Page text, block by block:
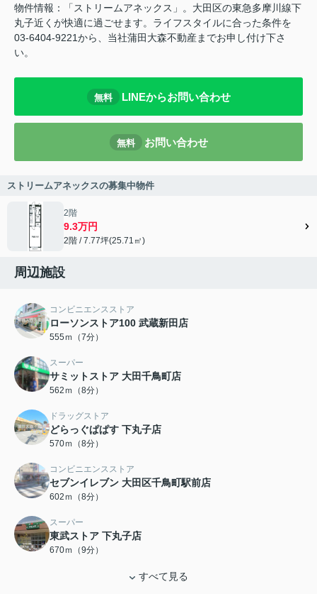
物件情報：「ストリームアネックス」。大田区の東急多摩川線下
丸子近くが快適に過ごせます。ライフスタイルに合った条件を
03-6404-9221から、当社蒲田大森不動産までお申し付け下さ
い。
無料 LINEからお問い合わせ
無料 お問い合わせ
ストリームアネックスの募集中物件
2階
9.3万円
2階 / 7.77坪(25.71㎡)
周辺施設
コンビニエンスストア
ローソンストア100 武蔵新田店
555ｍ（7分）
スーパー
サミットストア 大田千鳥町店
562ｍ（8分）
ドラッグストア
どらっぐぱぱす 下丸子店
570ｍ（8分）
コンビニエンスストア
セブンイレブン 大田区千鳥町駅前店
602ｍ（8分）
スーパー
東武ストア 下丸子店
670ｍ（9分）
すべて見る